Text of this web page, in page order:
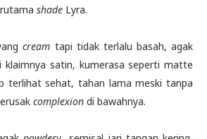
shade Lyra.
cream tapi tidak terlalu basah, agak
klaimnya satin, kumerasa seperti matte
terlihat sehat, tahan lama meski tanpa
complexion di bawahnya.